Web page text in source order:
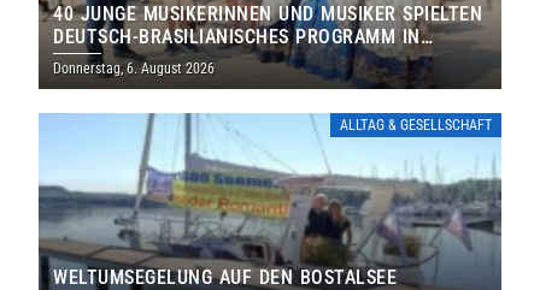
40 JUNGE MUSIKERINNEN UND MUSIKER SPIELTEN
DEUTSCH-BRASILIANISCHES PROGRAMM IN
THOLEY
Donnerstag, 6. August 2026
ALLTAG & GESELLSCHAFT
WELTUMSEGELUNG AUF DEN BOSTALSEE